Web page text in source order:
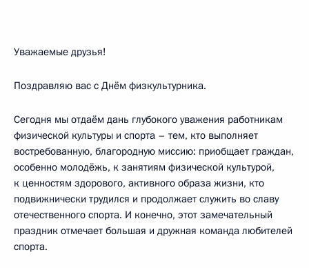
Уважаемые друзья!
Поздравляю вас с Днём физкультурника.
Сегодня мы отдаём дань глубокого уважения работникам
физической культуры и спорта – тем, кто выполняет
востребованную, благородную миссию: приобщает граждан,
особенно молодёжь, к занятиям физической культурой,
к ценностям здорового, активного образа жизни, кто
подвижнически трудился и продолжает служить во славу
отечественного спорта. И конечно, этот замечательный
праздник отмечает большая и дружная команда любителей
спорта.